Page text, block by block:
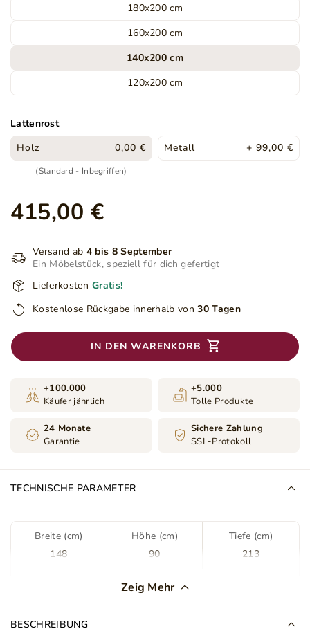
180x200 cm
160x200 cm
140x200 cm
120x200 cm
Lattenrost
Holz
0,00 €
(Standard - Inbegriffen)
Metall + 99,00 €
415,00 €
Versand ab 4 bis 8 September
Ein Möbelstück, speziell für dich gefertigt
Lieferkosten Gratis!
Kostenlose Rückgabe innerhalb von 30 Tagen
IN DEN WARENKORB
+100.000
Käufer jährlich
+5.000
Tolle Produkte
24 Monate
Garantie
Sichere Zahlung
SSL-Protokoll
TECHNISCHE PARAMETER
Breite (cm)
148
Höhe (cm)
90
Tiefe (cm)
213
Dunkelblau
Zeig Mehr
BESCHREIBUNG